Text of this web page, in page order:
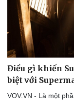
Điều gì khiến
biệt với
VOV.VN - Là một